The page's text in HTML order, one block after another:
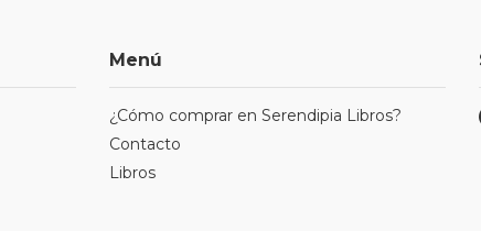
Menú
¿Cómo comprar en Serendipia Libros?
Contacto
Libros